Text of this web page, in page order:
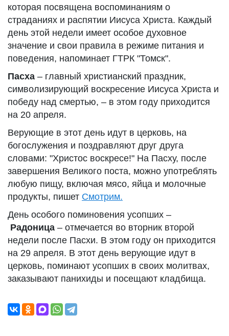
которая посвящена воспоминаниям о
страданиях и распятии Иисуса Христа. Каждый
день этой недели имеет особое духовное
значение и свои правила в режиме питания и
поведения, напоминает ГТРК "Томск".
Пасха – главный христианский праздник,
символизирующий воскресение Иисуса Христа и
победу над смертью, – в этом году приходится
на 20 апреля.
Верующие в этот день идут в церковь, на
богослужения и поздравляют друг друга
словами: "Христос воскресе!" На Пасху, после
завершения Великого поста, можно употреблять
любую пищу, включая мясо, яйца и молочные
продукты, пишет Смотрим.
День особого поминовения усопших –
Радоница – отмечается во вторник второй
недели после Пасхи. В этом году он приходится
на 29 апреля. В этот день верующие идут в
церковь, поминают усопших в своих молитвах,
заказывают панихиды и посещают кладбища.